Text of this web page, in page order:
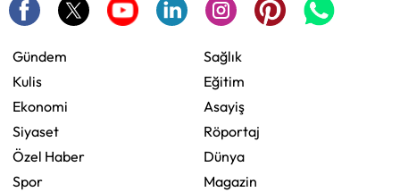
Gündem
Kulis
Ekonomi
Siyaset
Özel Haber
Spor
Sağlık
Eğitim
Asayiş
Röportaj
Dünya
Magazin